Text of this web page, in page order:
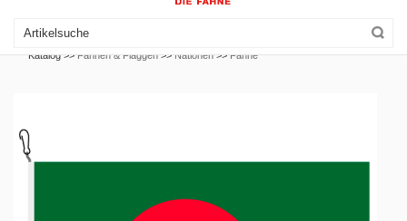
Katalog >>Fahnen & Flaggen >>Nationen >>Fahne